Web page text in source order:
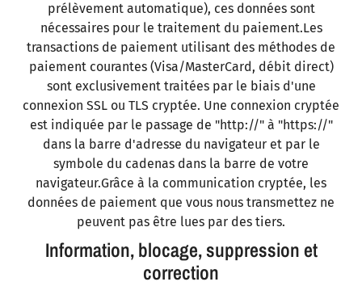
prélèvement automatique), ces données sont
nécessaires pour le traitement du paiement.Les
transactions de paiement utilisant des méthodes de
paiement courantes (Visa/MasterCard, débit direct)
sont exclusivement traitées par le biais d'une
connexion SSL ou TLS cryptée. Une connexion cryptée
est indiquée par le passage de "http://" à "https://"
dans la barre d'adresse du navigateur et par le
symbole du cadenas dans la barre de votre
navigateur.Grâce à la communication cryptée, les
données de paiement que vous nous transmettez ne
peuvent pas être lues par des tiers.
Information, blocage, suppression et
correction